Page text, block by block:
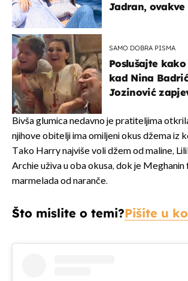
Jadran,
SAMO DOBRA PISMA
Poslušajte
kad Nina
Jozinović
Bivša glumica nedavno je pratiteljima
njihove obitelji ima omiljeni okus džema iz
Tako Harry najviše voli džem od maline,
Archie uživa u oba okusa, dok je
marmelada od naranče.
Što mislite o temi?Pišite u